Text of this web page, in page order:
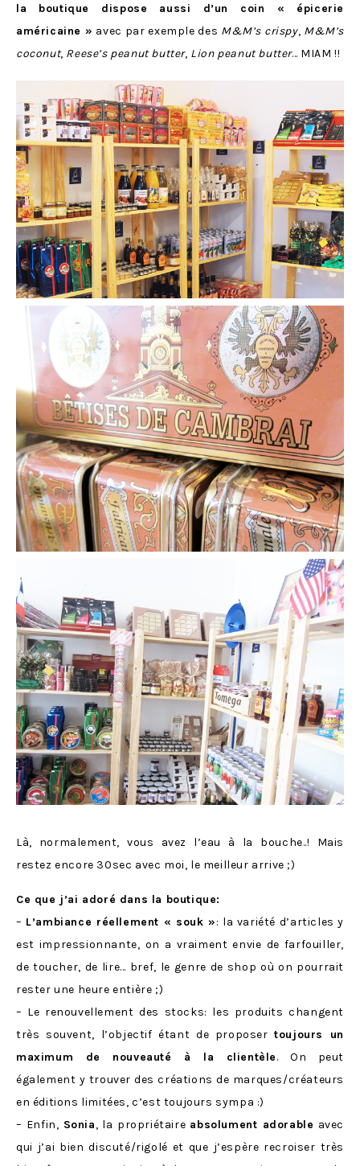
la boutique dispose aussi d’un coin « épicerie
américaine » avec par exemple des M&M’s crispy, M&M’s
coconut, Reese’s peanut butter, Lion peanut butter… MIAM !!
Là, normalement, vous avez l’eau à la bouche..! Mais
restez encore 30sec avec moi, le meilleur arrive ;)
Ce que j’ai adoré dans la boutique:
– L’ambiance réellement « souk »: la variété d’articles y
est impressionnante, on a vraiment envie de farfouiller,
de toucher, de lire… bref, le genre de shop où on pourrait
rester une heure entière ;)
– Le renouvellement des stocks: les produits changent
très souvent, l’objectif étant de proposertoujours un
maximum de nouveauté à la clientèle. On peut
également y trouver des créations de marques/créateurs
en éditions limitées, c’est toujours sympa :)
– Enfin, Sonia, la propriétaire absolument adorable avec
qui j’ai bien discuté/rigolé et que j’espère recroiser très